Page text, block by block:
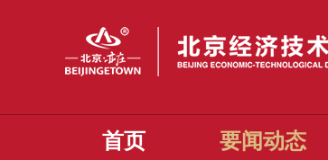
首页 要闻动态